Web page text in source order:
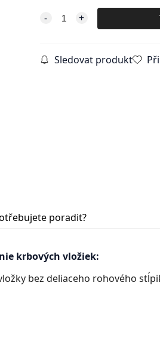
Sledovat produkt
poradit?
krbových vložiek:
bez deliaceho rohového